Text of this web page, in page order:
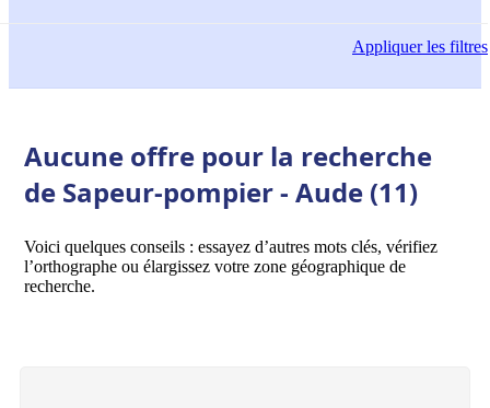
Appliquerles filtres
Aucune offre pour la recherche
de Sapeur-pompier - Aude (11)
Voici quelques conseils : essayez d’autres mots clés, vérifiez
l’orthographe ou élargissez votre zone géographique de
recherche.